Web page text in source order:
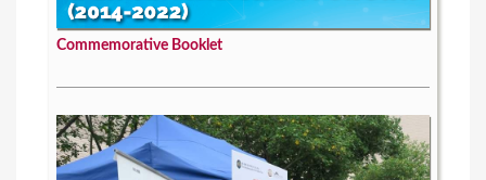
Commemorative Booklet